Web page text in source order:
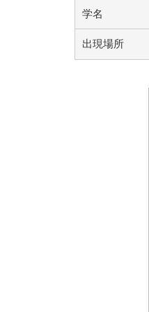
学名
出現場所